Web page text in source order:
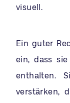
visuell.
Ein guter
ein, dass
enthalten.
verstärken,